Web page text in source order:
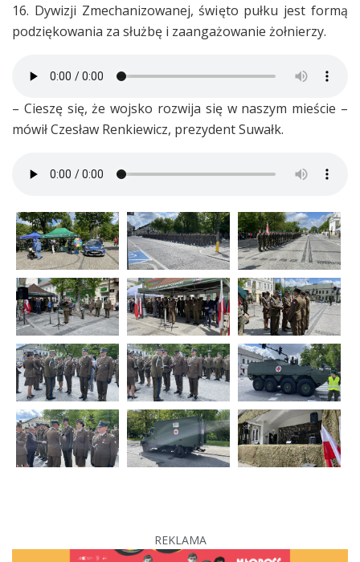
16. Dywizji Zmechanizowanej, święto pułku jest formą
podziękowania za służbę i zaangażowanie żołnierzy.
– Cieszę się, że wojsko rozwija się w naszym mieście –
mówił Czesław Renkiewicz, prezydent Suwałk.
REKLAMA